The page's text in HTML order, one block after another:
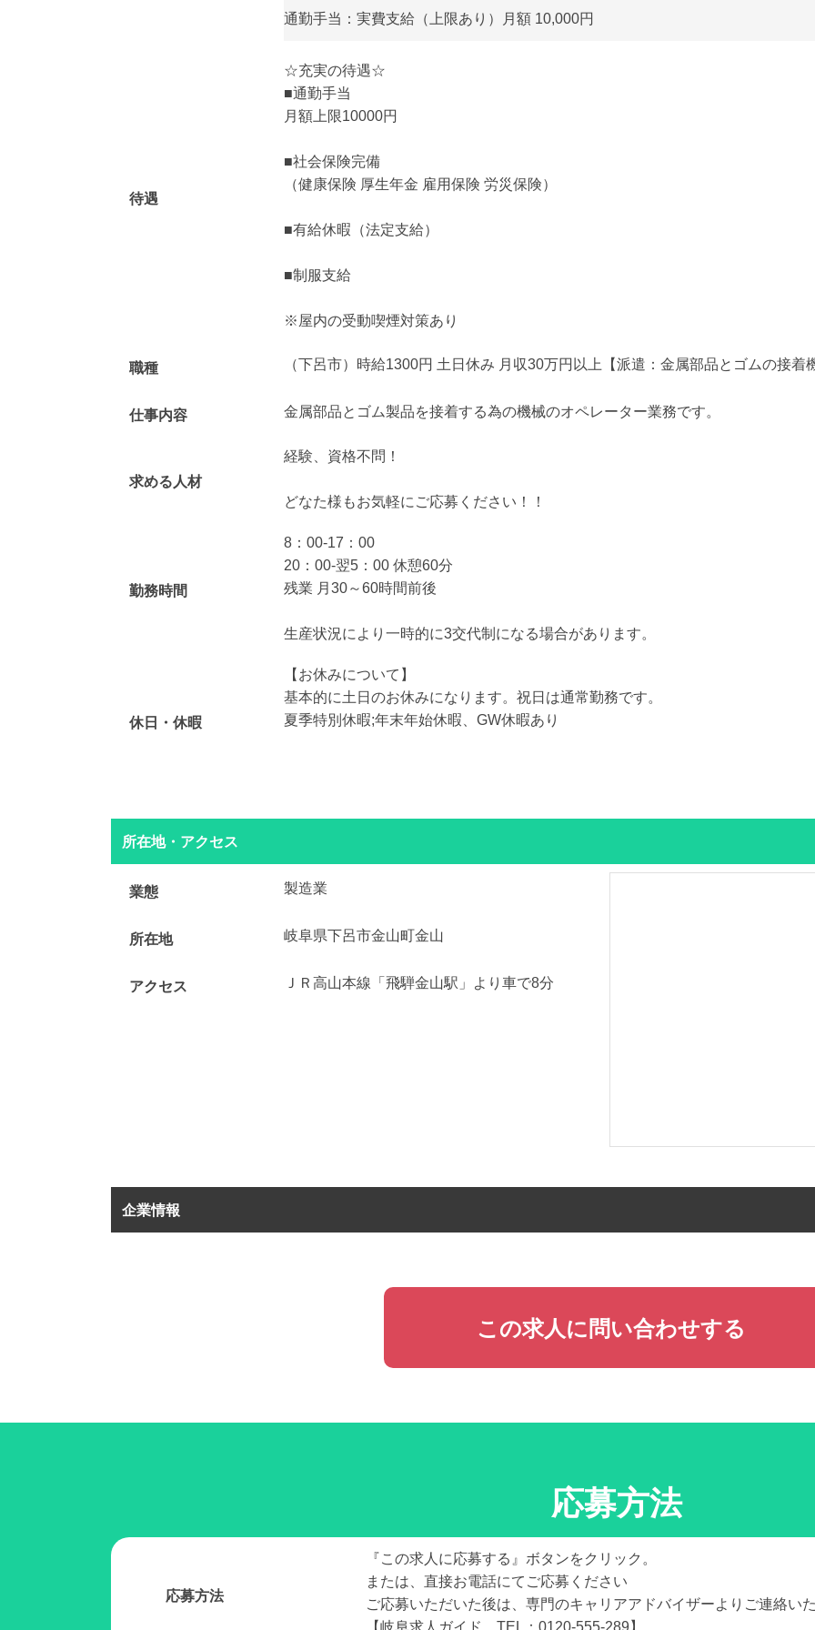
通勤手当：実費支給（上限あり）月額 10,000円
待遇
☆充実の待遇☆
■通勤手当
月額上限10000円
■社会保険完備
（健康保険 厚生年金 雇用保険 労災保険）
■有給休暇（法定支給）
■制服支給
※屋内の受動喫煙対策あり
職種 （下呂市）時給1300円 土日休み 月収30万円以上【派遣：金属部品とゴムの接着
仕事内容 金属部品とゴム製品を接着する為の機械のオペレーター業務です。
求める人材
経験、資格不問！
どなた様もお気軽にご応募ください！！
勤務時間
8：00-17：00
20：00-翌5：00 休憩60分
残業 月30～60時間前後
生産状況により一時的に3交代制になる場合があります。
休日・休暇
【お休みについて】
基本的に土日のお休みになります。祝日は通常勤務です。
夏季特別休暇;年末年始休暇、GW休暇あり
所在地・アクセス
業態 製造業
所在地 岐阜県下呂市金山町金山
アクセス ＪＲ高山本線「飛騨金山駅」より車で8分
企業情報
この求人に問い合わせする
応募方法
応募方法
『この求人に応募する』ボタンをクリック。
または、直接お電話にてご応募ください
ご応募いただいた後は、専門のキャリアアドバイザーよりご連絡いた
【岐阜求人ガイド TEL：0120-555-289】